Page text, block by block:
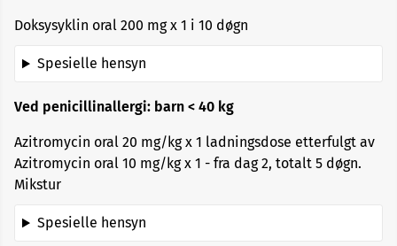
Doksysyklin oral 200 mg x 1 i 10 døgn
Spesielle hensyn
Ved penicillinallergi: barn < 40 kg
Azitromycin oral 20 mg/kg x 1 ladningsdose etterfulgt av
Azitromycin oral 10 mg/kg x 1 - fra dag 2, totalt 5 døgn.
Mikstur
Spesielle hensyn